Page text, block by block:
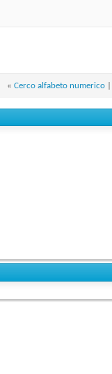
« Cerco alfabeto numerico